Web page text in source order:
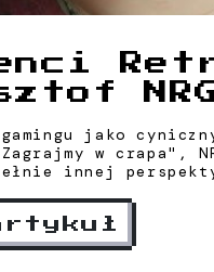
jako
w crapa",
innej